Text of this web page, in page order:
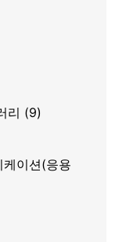
리 (9)
이션(응용